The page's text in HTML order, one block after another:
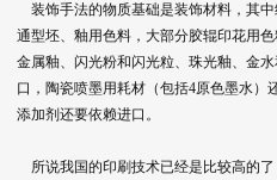
装饰手法的物质基础是装饰材料，其
通型坯、釉用色料，大部分胶辊印花用
金属釉、闪光粉和闪光粒、珠光釉、金
口，陶瓷喷墨用耗材（包括4原色墨水）
添加剂还要依赖进口。
所说我国的印刷技术已经是比较高的